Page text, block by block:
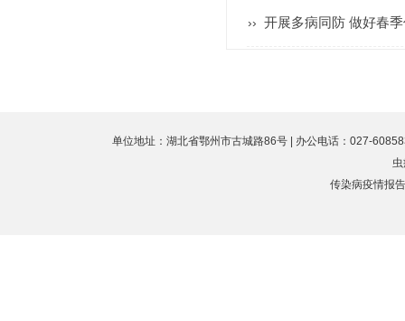
›› 开展多病同防 做好春
单位地址：湖北省鄂州市古城路86号 | 办公电话：027-
传染病疫情报